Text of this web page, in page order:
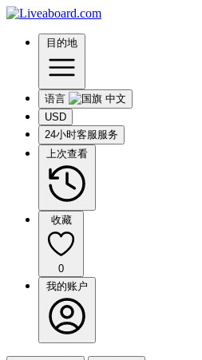
目的地
语言
USD
24小时客服服务
上次查看
收藏
0
我的账户